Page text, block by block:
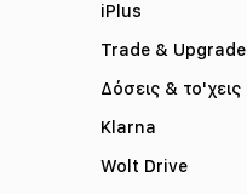
iPlus
Trade & Upgrade
Δόσεις & το'χεις
Klarna
Wolt Drive